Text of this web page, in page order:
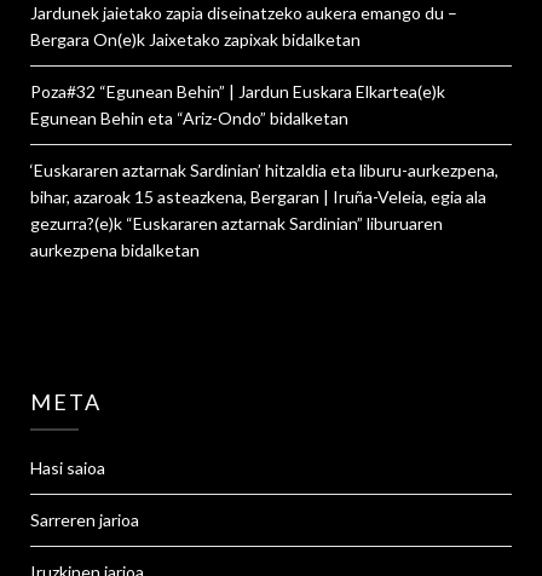
Jardunek jaietako zapia diseinatzeko aukera emango du –
Bergara On(e)k Jaixetako zapixakbidalketan
Poza#32 “Egunean Behin” | Jardun Euskara Elkartea(e)k
Egunean Behin eta “Ariz-Ondo” bidalketan
‘Euskararen aztarnak Sardinian’ hitzaldia eta liburu-aurkezpena,
bihar, azaroak 15 asteazkena, Bergaran | Iruña-Veleia, egia ala
gezurra?(e)k “Euskararen aztarnak Sardinian” liburuaren
aurkezpena bidalketan
META
Hasi saioa
Sarreren jarioa
Iruzkinen jarioa